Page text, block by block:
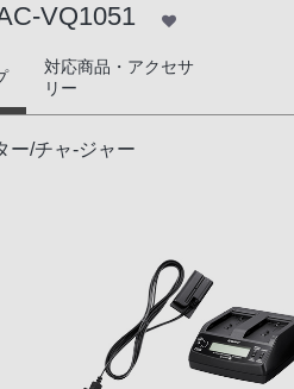
VQ1051
対応商品・アクセサ
リー
ー/チャ-ジャー